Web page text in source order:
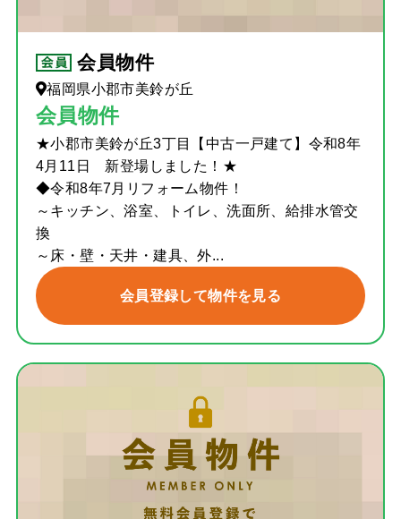
会員物件
福岡県小郡市美鈴が丘
会員物件
★小郡市美鈴が丘3丁目【中古一戸建て】令和8年
4月11日 新登場しました！★
◆令和8年7月リフォーム物件！
～キッチン、浴室、トイレ、洗面所、給排水管交
換
～床・壁・天井・建具、外...
会員登録して物件を見る